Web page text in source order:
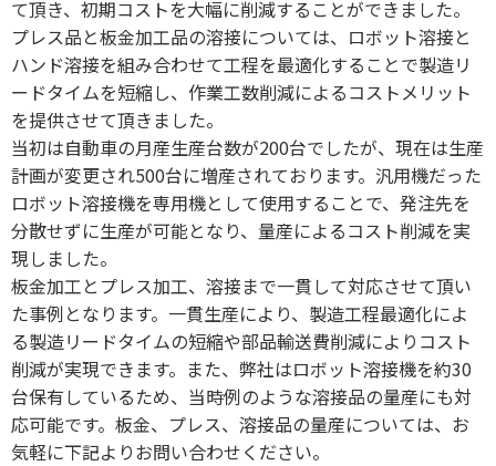
て頂き、初期コストを大幅に削減することができました。
プレス品と板金加工品の溶接については、ロボット溶接と
ハンド溶接を組み合わせて工程を最適化することで製造リ
ードタイムを短縮し、作業工数削減によるコストメリット
を提供させて頂きました。
当初は自動車の月産生産台数が200台でしたが、現在は生産
計画が変更され500台に増産されております。汎用機だった
ロボット溶接機を専用機として使用することで、発注先を
分散せずに生産が可能となり、量産によるコスト削減を実
現しました。
板金加工とプレス加工、溶接まで一貫して対応させて頂い
た事例となります。一貫生産により、製造工程最適化によ
る製造リードタイムの短縮や部品輸送費削減によりコスト
削減が実現できます。また、弊社はロボット溶接機を約30
台保有しているため、当時例のような溶接品の量産にも対
応可能です。板金、プレス、溶接品の量産については、お
気軽に下記よりお問い合わせください。